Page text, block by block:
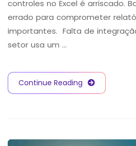
controles no Excel é arriscado.
errado para comprometer
importantes. Falta de
setor usa um …
Continue Reading